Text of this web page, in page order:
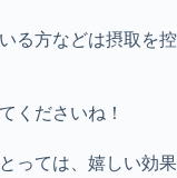
る方などは摂取を控
くださいね！
っては、嬉しい効果